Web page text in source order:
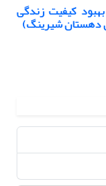
کیفیت زندگی
دهستان شیرینگ)